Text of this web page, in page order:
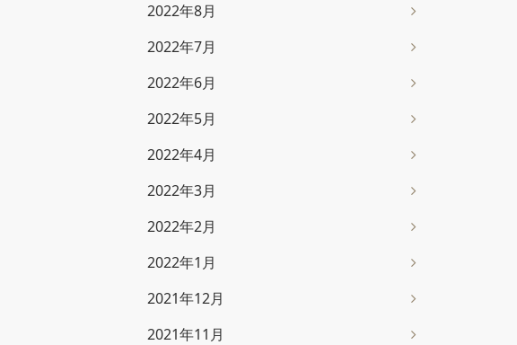
2022年8月
2022年7月
2022年6月
2022年5月
2022年4月
2022年3月
2022年2月
2022年1月
2021年12月
2021年11月